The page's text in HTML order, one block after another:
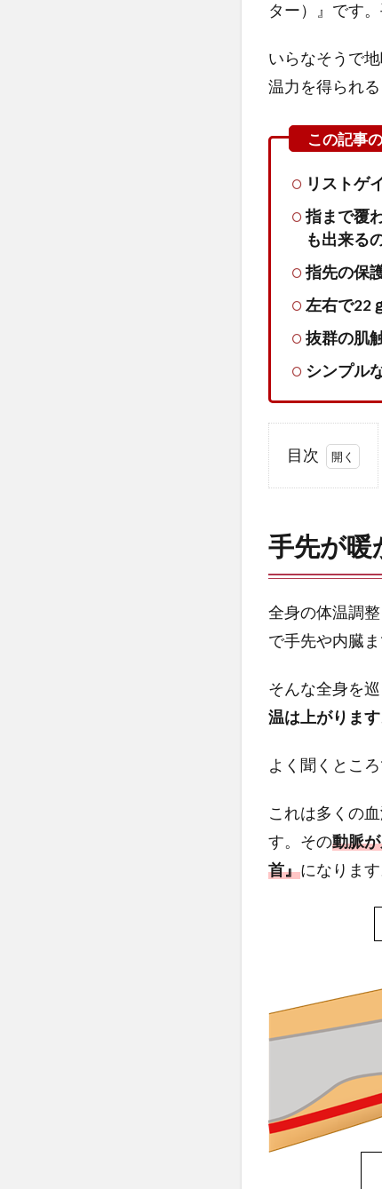
ター）』です
いらなそうで
温力を得られ
リストゲ
指まで覆
も出来る
指先の保
左右で22
抜群の肌
シンプル
目次
が
く
る
め
に
は
2
トゲ
イタ
ーの
メリ
2.2
デメ
リッ
手先が暖
全身の体温調
で手先や内臓
そんな全身を
温は上がります
よく聞くとこ
これは多くの
す。その動脈
首』になります